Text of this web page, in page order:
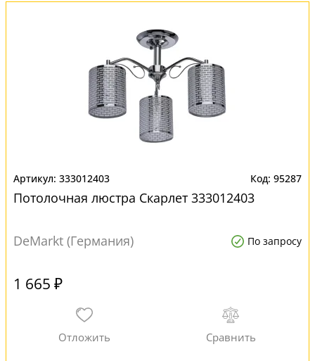
333012403 95287
Потолочная люстра Скарлет 333012403
DeMarkt (Германия) По запросу
1 665 ₽